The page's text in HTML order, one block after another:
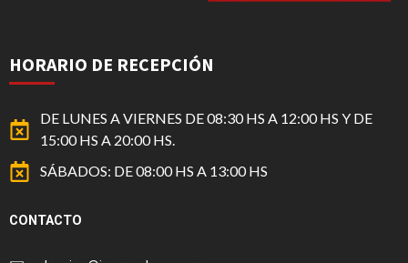
HORARIO DE RECEPCIÓN
DE LUNES A VIERNES DE 08:30 HS A 12:00 HS Y DE
15:00 HS A 20:00 HS.
SÁBADOS: DE 08:00 HS A 13:00 HS
CONTACTO